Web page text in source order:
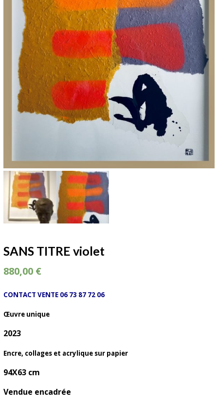
SANS TITRE violet
880,00 €
CONTACT VENTE 06 73 87 72 06
Œuvre unique
2023
Encre, collages et acrylique sur papier
94X63 cm
Vendue encadrée